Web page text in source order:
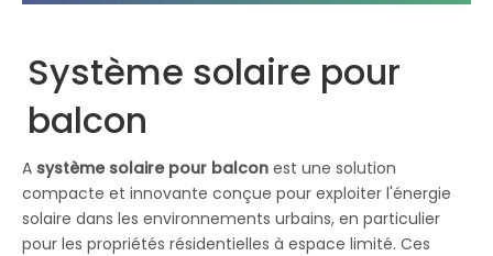
Système solaire pour
balcon
A système solaire pour balcon est une solution
compacte et innovante conçue pour exploiter l'énergie
solaire dans les environnements urbains, en particulier
pour les propriétés résidentielles à espace limité. Ces